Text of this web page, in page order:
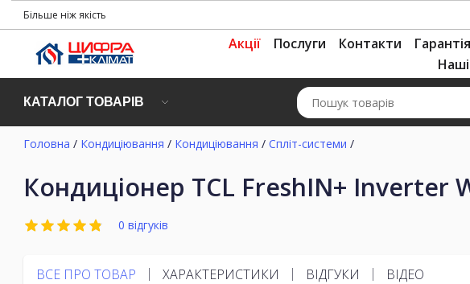
Більше ніж якість
Акції Послуги Контакти Гарантія
КАТАЛОГ ТОВАРІВ
Головна / Кондиціювання / Кондиціювання / Спліт-системи /
Кондиціонер TCL FreshIN+ Inverter
ВСЕ ПРО ТОВАР ХАРАКТЕРИСТИКИ ВІДГУКИ ВІДЕО
0 відгуків